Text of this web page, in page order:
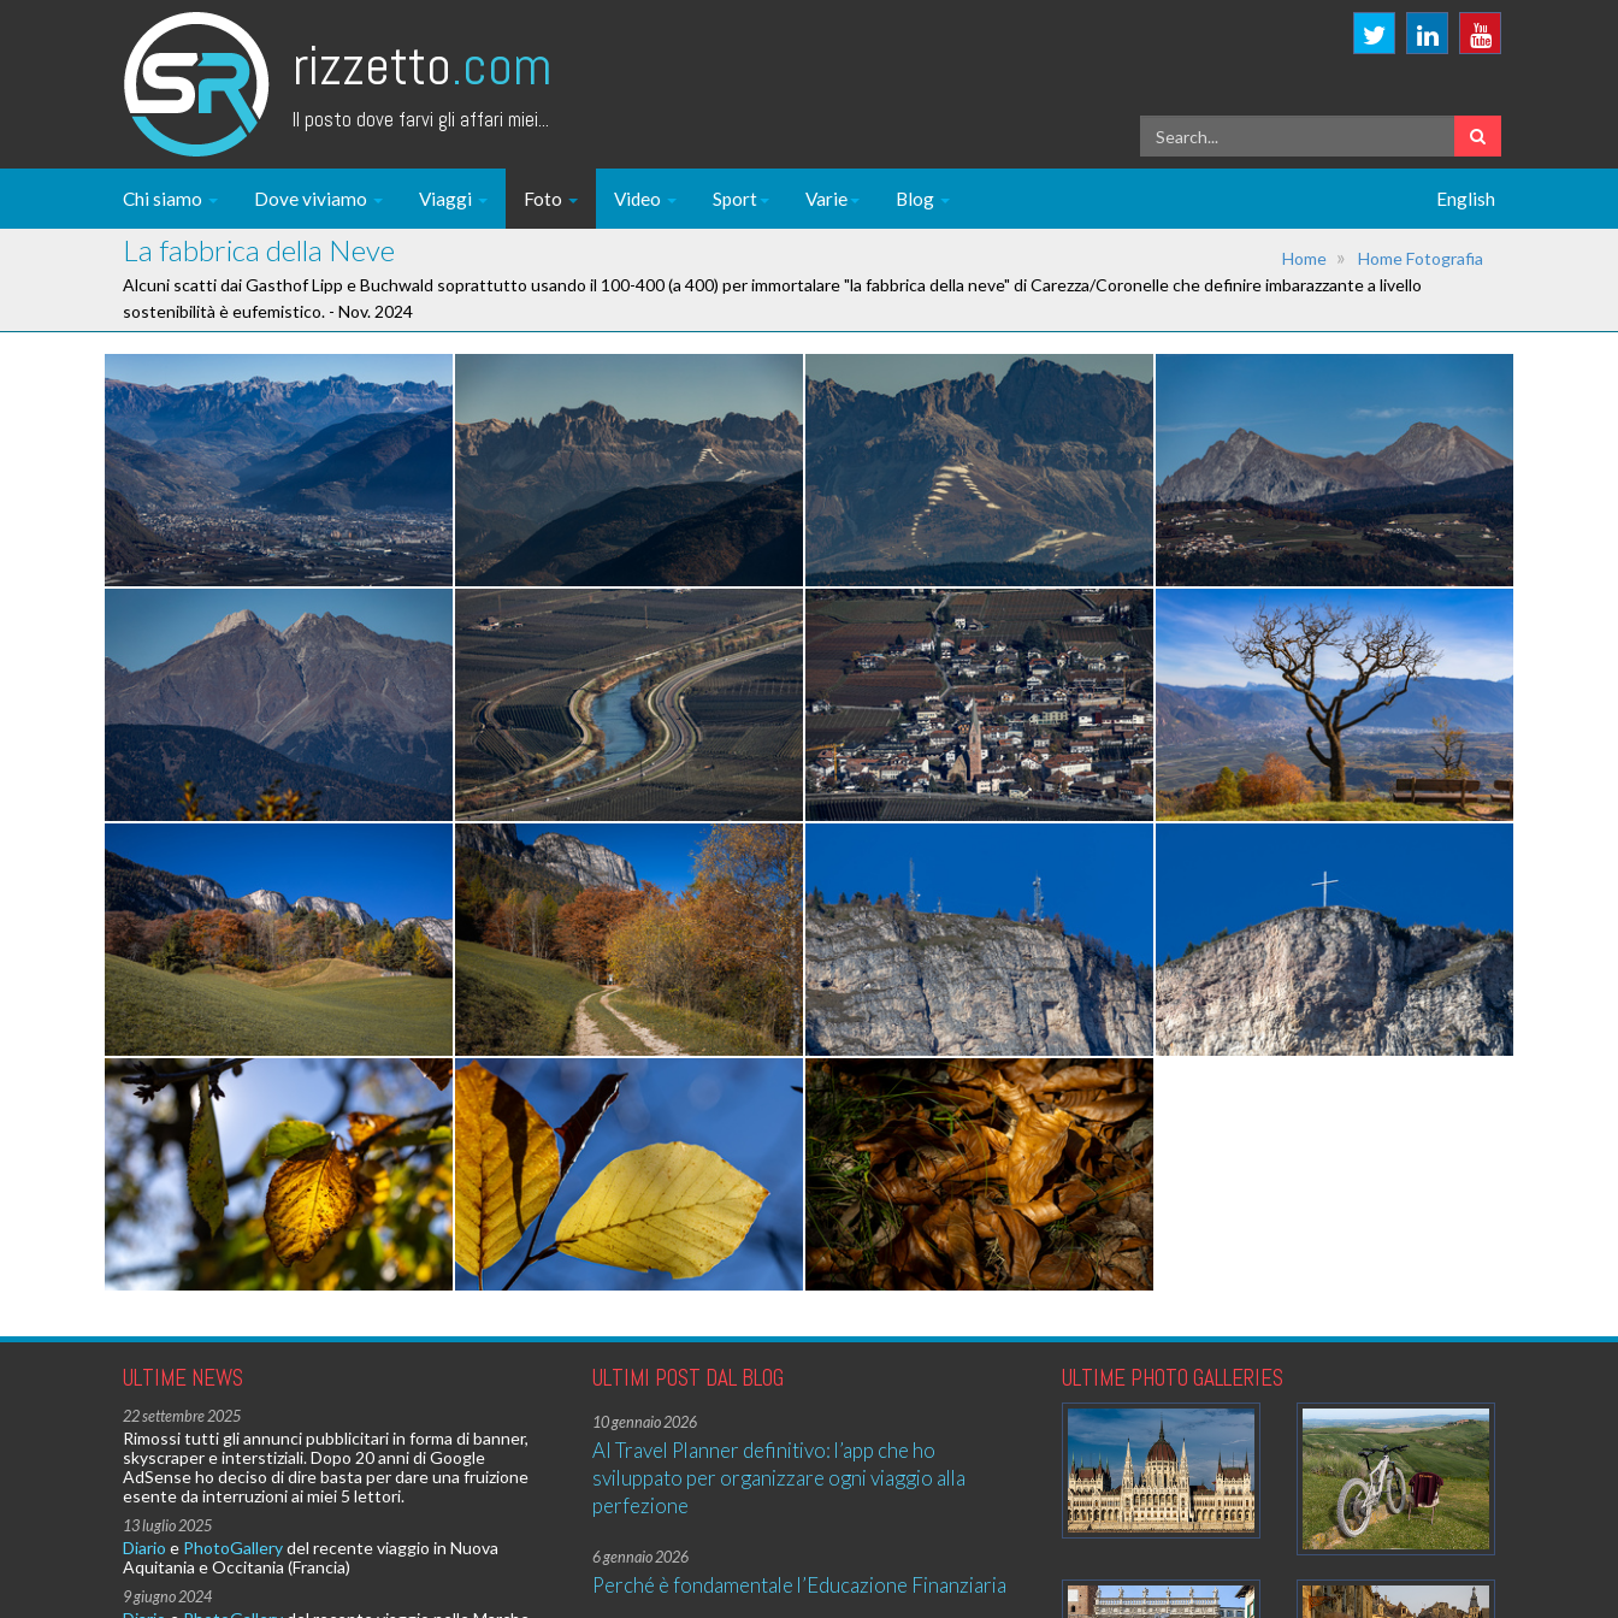
rizzetto.com
Il posto dove farvi gli affari miei...
Chi siamo Dove viviamo Viaggi Foto Video Sport Varie Blog English
La fabbrica della Neve
Alcuni scatti dai Gasthof Lipp e Buchwald soprattutto usando il 100-400 (a 400) per immortalare "la fabbrica della neve" di Carezza/Coronelle che definire imbarazzante a livello
sostenibilità è eufemistico. - Nov. 2024
Home Home Fotografia
ULTIME NEWS
22 settembre 2025
Rimossi tutti gli annunci pubblicitari in forma di banner,
skyscraper e interstiziali. Dopo 20 anni di Google
AdSense ho deciso di dire basta per dare una fruizione
esente da interruzioni ai miei 5 lettori.
13 luglio 2025
Diario e PhotoGallerydel recente viaggio in Nuova
Aquitania e Occitania (Francia)
9 giugno 2024
ULTIMI POST DAL BLOG
10 gennaio 2026
AI Travel Planner definitivo: l’app che ho
sviluppato per organizzare ogni viaggio alla
perfezione
6 gennaio 2026
Perché è fondamentale l’Educazione Finanziaria
ULTIME PHOTO GALLERIES